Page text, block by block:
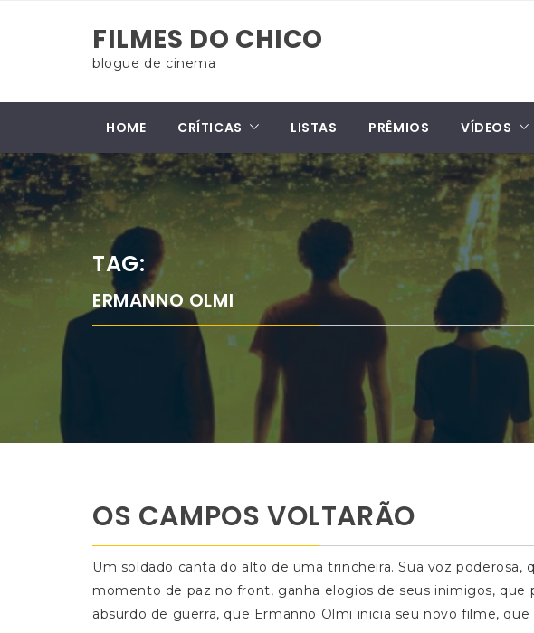
FILMES DO CHICO
blogue de cinema
HOME CRÍTICAS LISTAS PRÊMIOS VÍDEOS
TAG:
ERMANNO OLMI
OS CAMPOS VOLTARÃO
Um soldado canta do alto de uma trincheira. Sua voz poderosa,
momento de paz no front, ganha elogios de seus inimigos, que
absurdo de guerra, que Ermanno Olmi inicia seu novo filme,